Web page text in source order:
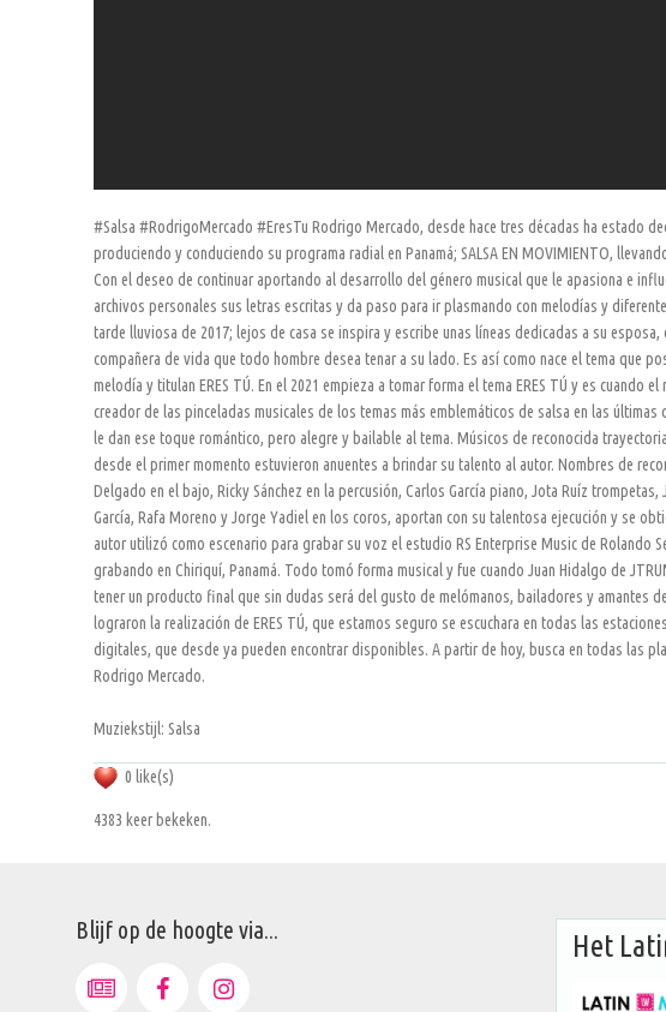
#Salsa #RodrigoMercado #EresTu Rodrigo Mercado, desde hace tres décadas ha estado
produciendo y conduciendo su programa radial en Panamá; SALSA EN MOVIMIENTO,
Con el deseo de continuar aportando al desarrollo del género musical que le apasiona e
archivos personales sus letras escritas y da paso para ir plasmando con melodías y
tarde lluviosa de 2017; lejos de casa se inspira y escribe unas líneas dedicadas a su
compañera de vida que todo hombre desea tenar a su lado. Es así como nace el tema que
melodía y titulan ERES TÚ. En el 2021 empieza a tomar forma el tema ERES TÚ y es cuando
creador de las pinceladas musicales de los temas más emblemáticos de salsa en las
le dan ese toque romántico, pero alegre y bailable al tema. Músicos de reconocida
desde el primer momento estuvieron anuentes a brindar su talento al autor. Nombres de
Delgado en el bajo, Ricky Sánchez en la percusión, Carlos García piano, Jota Ruíz
García, Rafa Moreno y Jorge Yadiel en los coros, aportan con su talentosa ejecución y se
autor utilizó como escenario para grabar su voz el estudio RS Enterprise Music de Rolando
grabando en Chiriquí, Panamá. Todo tomó forma musical y fue cuando Juan Hidalgo de
tener un producto final que sin dudas será del gusto de melómanos, bailadores y amantes
lograron la realización de ERES TÚ, que estamos seguro se escuchara en todas las
digitales, que desde ya pueden encontrar disponibles. A partir de hoy, busca en todas las
Rodrigo Mercado.
Muziekstijl: Salsa
0 like(s)
4383 keer bekeken.
Blijf op de hoogte via... Het